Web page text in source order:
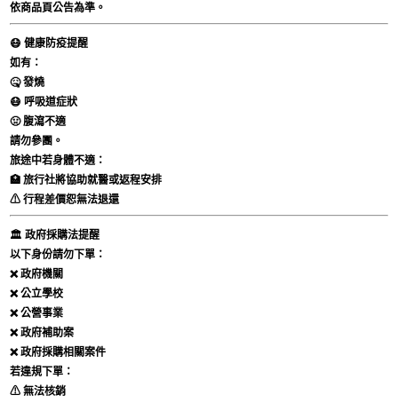
依商品頁公告為準。
😷 健康防疫提醒
如有：
🤒 發燒
😷 呼吸道症狀
🤢 腹瀉不適
請勿參團。
旅途中若身體不適：
🏥 旅行社將協助就醫或返程安排
⚠ 行程差價恕無法退還
🏛 政府採購法提醒
以下身份請勿下單：
❌ 政府機關
❌ 公立學校
❌ 公營事業
❌ 政府補助案
❌ 政府採購相關案件
若違規下單：
⚠ 無法核銷